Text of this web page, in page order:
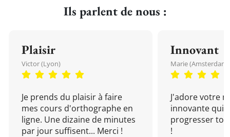
Ils parlent de nous :
Plaisir
Victor (Lyon)
Je prends du plaisir à faire
mes cours d'orthographe en
ligne. Une dizaine de minutes
par jour suffisent... Merci !
Innovant
Marie (Amsterdam)
J'adore votre
innovante qui
progresser
!